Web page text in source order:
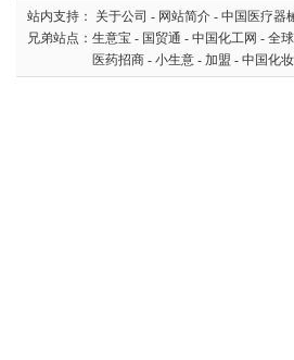
站内支持： 关于公司 - 网站简介 - 中国医疗器
兄弟站点： 生意宝 - 国贸通 - 中国化工网 - 全
医药招商 - 小生意 - 加盟 - 中国化